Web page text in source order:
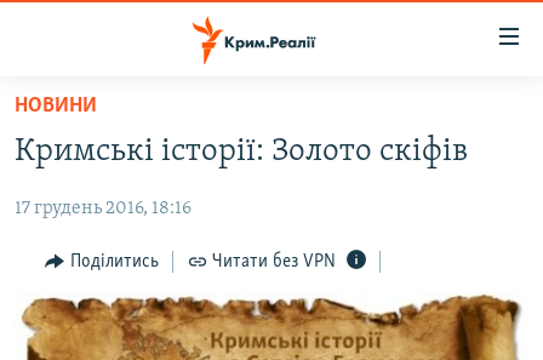
Перейти
основного
Перейти
навігації
Перейти
ВОДА.КРИМ
ВІДЕО ТА ФОТО
ПОЛІТИКА
БЛОГИ
ПОГЛЯД
НОВИНИ
Кримські історії: Золото скіфів
17 грудень 2016, 18:16
Поділитись Читати без VPN